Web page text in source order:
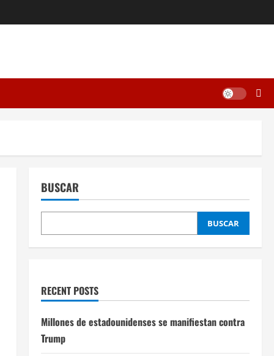
BUSCAR
BUSCAR
RECENT POSTS
Millones de estadounidenses se manifiestan contra
Trump